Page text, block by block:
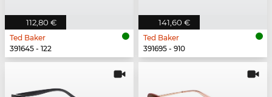
112,80 €
Ted Baker
391645 - 122
141,60 €
Ted Baker
391695 - 910